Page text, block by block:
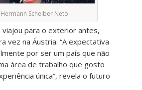
Scheiber Neto
para o exterior antes,
vez na Áustria. “A expectativa
por ser um país que não
área de trabalho que gosto
única”, revela o futuro